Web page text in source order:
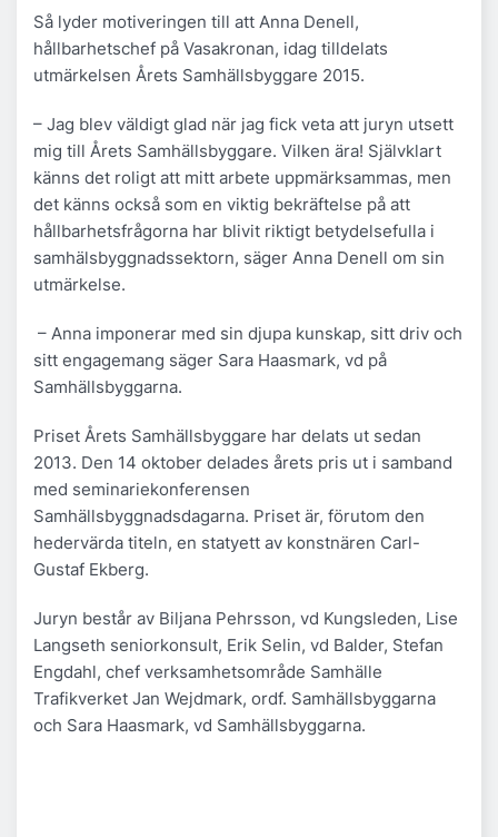
Så lyder motiveringen till att Anna Denell,
hållbarhetschef på Vasakronan, idag tilldelats
utmärkelsen Årets Samhällsbyggare 2015.
– Jag blev väldigt glad när jag fick veta att juryn utsett
mig till Årets Samhällsbyggare. Vilken ära! Självklart
känns det roligt att mitt arbete uppmärksammas, men
det känns också som en viktig bekräftelse på att
hållbarhetsfrågorna har blivit riktigt betydelsefulla i
samhälsbyggnadssektorn, säger Anna Denell om sin
utmärkelse.
– Anna imponerar med sin djupa kunskap, sitt driv och
sitt engagemang säger Sara Haasmark, vd på
Samhällsbyggarna.
Priset Årets Samhällsbyggare har delats ut sedan
2013. Den 14 oktober delades årets pris ut i samband
med seminariekonferensen
Samhällsbyggnadsdagarna. Priset är, förutom den
hedervärda titeln, en statyett av konstnären Carl-
Gustaf Ekberg.
Juryn består av Biljana Pehrsson, vd Kungsleden, Lise
Langseth seniorkonsult, Erik Selin, vd Balder, Stefan
Engdahl, chef verksamhetsområde Samhälle
Trafikverket Jan Wejdmark, ordf. Samhällsbyggarna
och Sara Haasmark, vd Samhällsbyggarna.